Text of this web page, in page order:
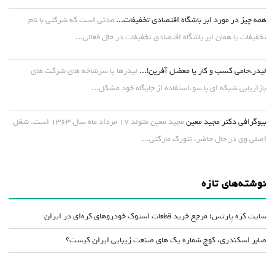
همه چیز در مورد ابر باشگاه اقتصادی تخفیفات... مدتی است که شرکتی با نام
تخفیفات یا همان ابر باشگاه اقتصادی تخفیفات در حال فعالی...
لیدر،حامی کسب و کار یا معضل آفرین!... لیدرها یا سرشاخه های شرکت های
بازاریابی شبکه ای با سوءاستفاده از جایگاه خود مشکل...
بیوگرافی دکتر مجید معین
مجید معین متولد ۱۷ مرداد ماه سال ۱۳۶۳ است. شغل
اصلی وی در حال حاضر، نتورک مارکتی...
نوشته‌های تازه
سایت کره پارتس؛ مرجع خرید قطعات استوک خودروهای کره‌ای در ایران
صابر اسکندری، کوچ شماره یک های صنعت زیبایی ایران کیست؟